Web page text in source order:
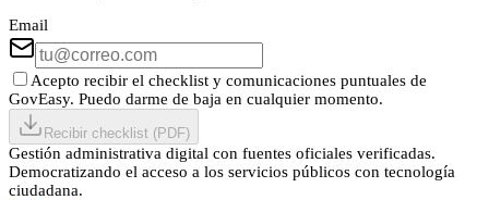
Email
Acepto recibir el checklist y comunicaciones puntuales de
GovEasy. Puedo darme de baja en cualquier momento.
Recibir checklist (PDF)
Gestión administrativa digital con fuentes oficiales verificadas.
Democratizando el acceso a los servicios públicos con tecnología
ciudadana.